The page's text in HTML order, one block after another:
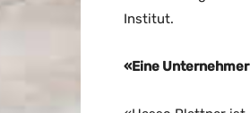
Institut.
«Eine